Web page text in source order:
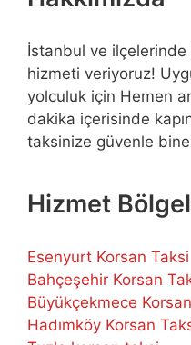
İstanbul ve
hizmeti veriyoruz!
yolculuk için Hemen
dakika içerisinde
taksinize güvenle
Hizmet
Esenyurt Korsan Taksi
Bahçeşehir Korsan
Büyükçekmece
Hadımköy Korsan